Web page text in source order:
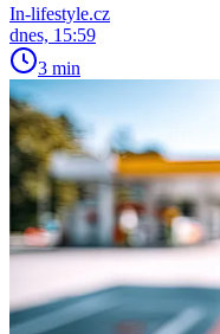
In-lifestyle.cz
dnes, 15:59
3 min